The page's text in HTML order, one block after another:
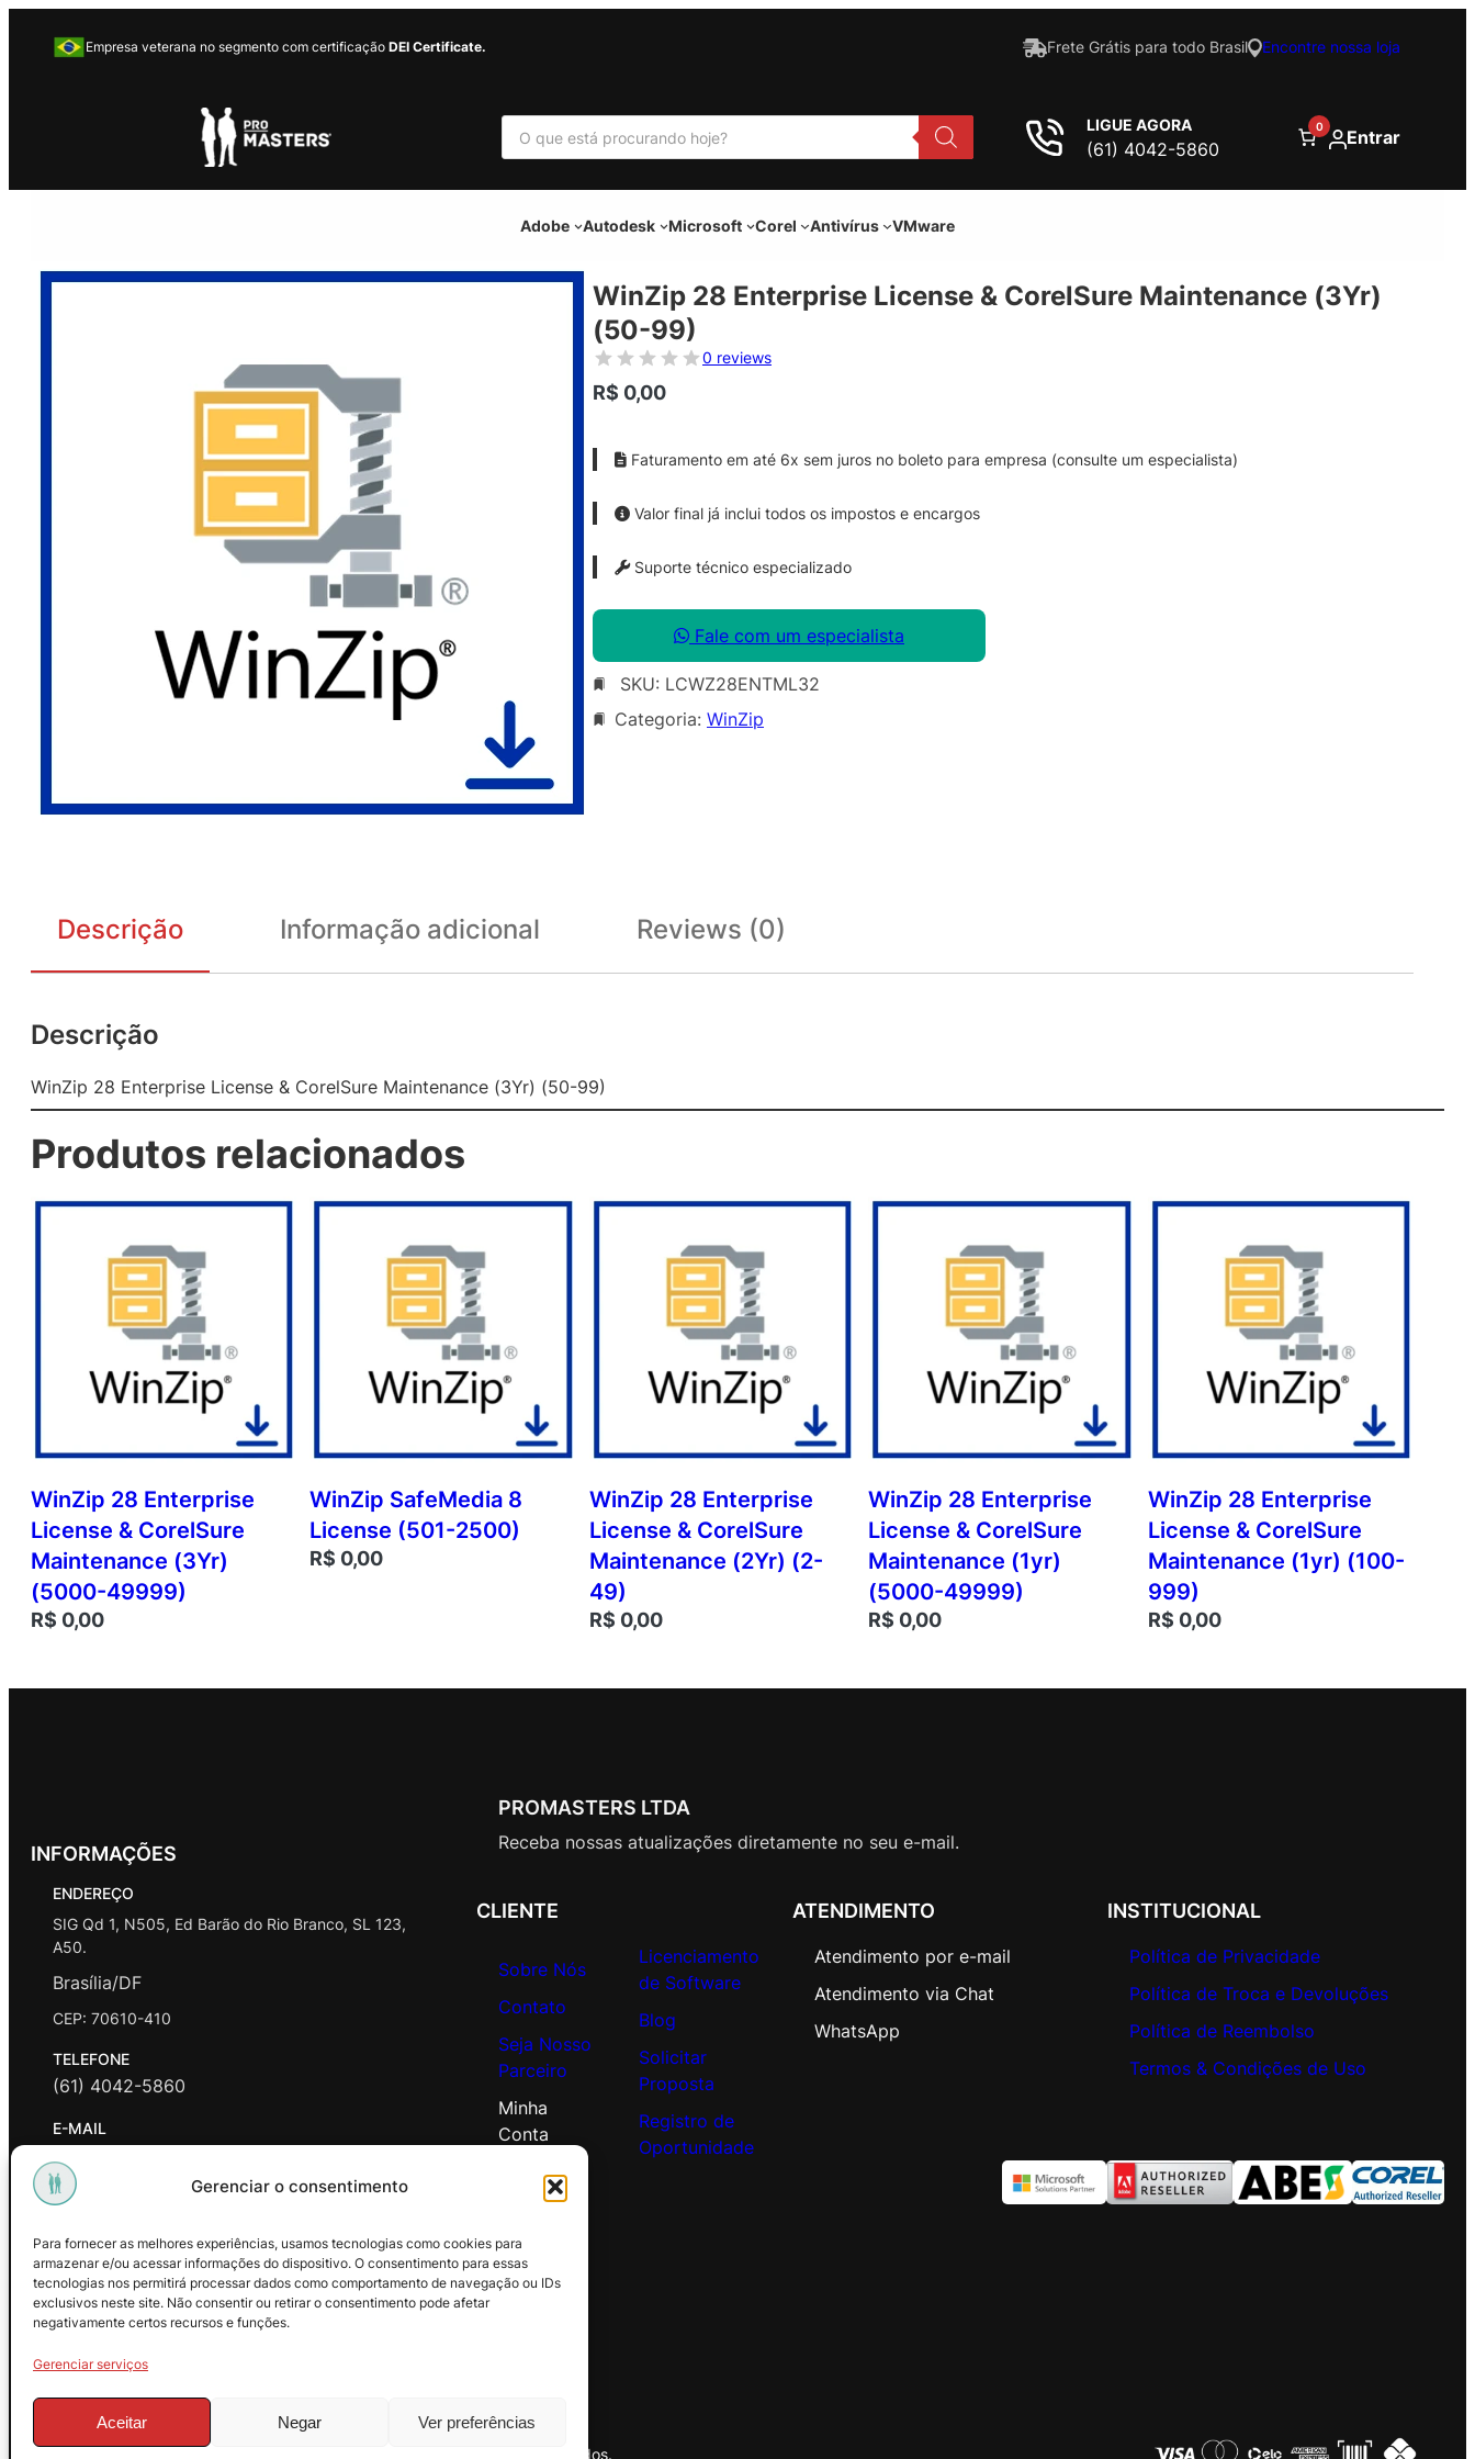
Gerenciar o consentimento
Para fornecer as melhores experiências, usamos tecnologias como cookies para
armazenar e/ou acessar informações do dispositivo. O consentimento para essas
tecnologias nos permitirá processar dados como comportamento de navegação ou IDs
exclusivos neste site. Não consentir ou retirar o consentimento pode afetar
negativamente certos recursos e funções.
Gerenciar serviços
Aceitar Negar Ver preferências
Empresa veterana no segmento com certificação DEI Certificate. Frete Grátis para todo Brasil Encontre nossa loja
P
s
u
p
LIGUE AGORA
(61) 4042-5860
0 Entrar
Adobe Autodesk Microsoft Corel Antivírus VMware
WinZip 28 Enterprise License & CorelSure Maintenance (3Yr)
(50-99)
0 reviews
R$ 0,00
Faturamento em até 6x sem juros no boleto para empresa (consulte um especialista)
Valor final já inclui todos os impostos e encargos
Suporte técnico especializado
Fale com um especialista
SKU: LCWZ28ENTML32
Categoria: WinZip
Descrição Informação adicional Reviews (0)
Descrição
WinZip 28 Enterprise License & CorelSure Maintenance (3Yr) (50-99)
Produtos relacionados
WinZip 28 Enterprise
License & CorelSure
Maintenance (3Yr)
(5000-49999)
R$ 0,00
WinZip SafeMedia 8
License (501-2500)
R$ 0,00
WinZip 28 Enterprise
License & CorelSure
Maintenance (2Yr) (2-
49)
R$ 0,00
WinZip 28 Enterprise
License & CorelSure
Maintenance (1yr)
(5000-49999)
R$ 0,00
WinZip 28 Enterprise
License & CorelSure
Maintenance (1yr) (100-
999)
R$ 0,00
INFORMAÇÕES
ENDEREÇO
SIG Qd 1, N505, Ed Barão do Rio Branco, SL 123,
A50.
Brasília/DF
CEP: 70610-410
TELEFONE
(61) 4042-5860
E-MAIL
contato@promasters.net.br
HORÁRIO DE ATENDIMENTO
Facebook Instagram Youtube
PROMASTERS LTDA
Receba nossas atualizações diretamente no seu e-mail.
CLIENTE
Sobre Nós
Contato
Seja Nosso
Parceiro
Minha
Conta
Licenciamento
de Software
Blog
Solicitar
Proposta
Registro de
Oportunidade
ATENDIMENTO
Atendimento por e-mail
Atendimento via Chat
WhatsApp
INSTITUCIONAL
Política de Privacidade
Política de Troca e Devoluções
Política de Reembolso
Termos & Condições de Uso
© 2025 – ProMasters. CNPJ: 18.269.230/0001-16. Todos os direitos reservados.